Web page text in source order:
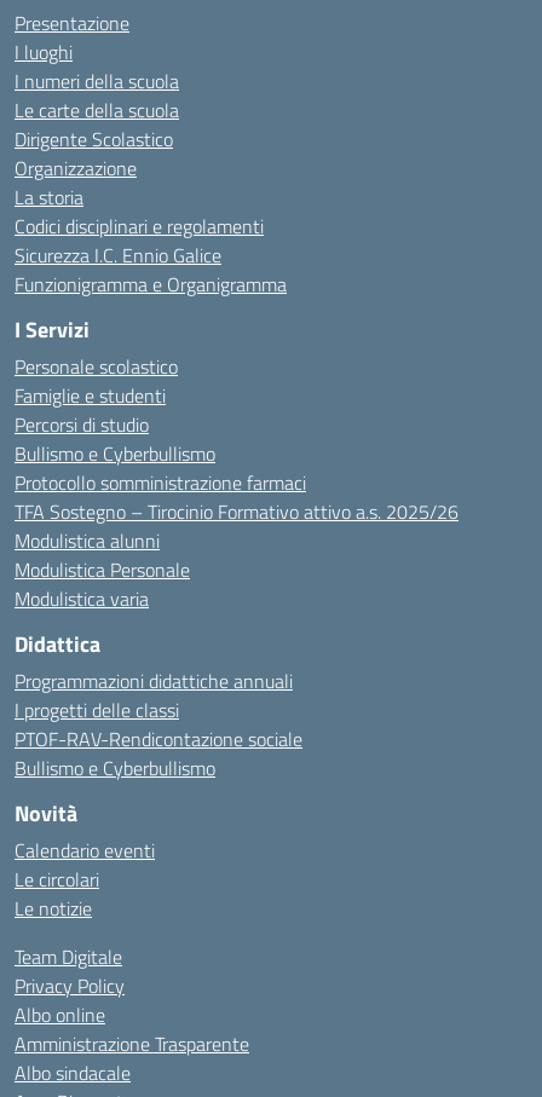
Presentazione
I luoghi
I numeri della scuola
Le carte della scuola
Dirigente Scolastico
Organizzazione
La storia
Codici disciplinari e regolamenti
Sicurezza I.C. Ennio Galice
Funzionigramma e Organigramma
I Servizi
Personale scolastico
Famiglie e studenti
Percorsi di studio
Bullismo e Cyberbullismo
Protocollo somministrazione farmaci
TFA Sostegno – Tirocinio Formativo attivo a.s. 2025/26
Modulistica alunni
Modulistica Personale
Modulistica varia
Didattica
Programmazioni didattiche annuali
I progetti delle classi
PTOF-RAV-Rendicontazione sociale
Bullismo e Cyberbullismo
Novità
Calendario eventi
Le circolari
Le notizie
Team Digitale
Privacy Policy
Albo online
Amministrazione Trasparente
Albo sindacale